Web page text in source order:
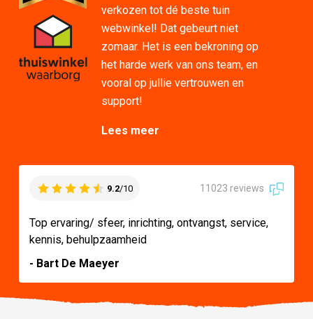
verkozen tot dé beste tuin
webwinkel! Dat gebeurt niet
zomaar. Het is een bekroning op
het harde werk van ons team, en
vooral op jullie vertrouwen en
support!
Lees meer
9.2/10 11023 reviews
Top ervaring/ sfeer, inrichting, ontvangst, service,
kennis, behulpzaamheid
- Bart De Maeyer